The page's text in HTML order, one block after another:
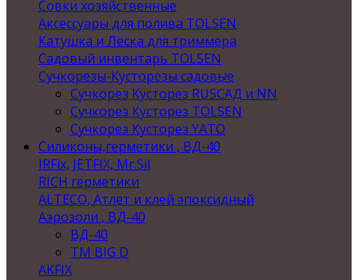
Совки хозяйственные
Аксессуары для полива TOLSEN
Катушка и Леска для триммера
Садовый инвентарь TOLSEN
Сучкорезы-Кусторезы садовые
Сучкорез Кусторез RUSСАД и NN
Сучкорез Кусторез TOLSEN
Сучкорез Кусторез YATO
Силиконы,герметики , ВД-40
IRFix, JETFIX, Mr.Sil
RICH герметики
ALTECO, Атлет и клей эпоксидный
Аэрозоли , ВД-40
ВД-40
TM BIG D
AKFIX